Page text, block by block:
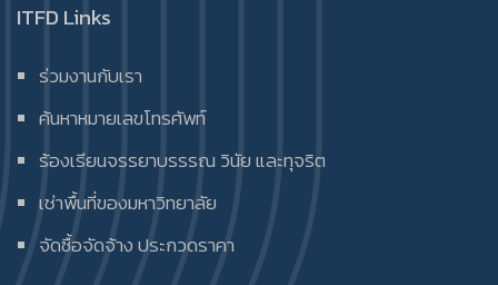
ITFD Links
ร่วมงานกับเรา
ค้นหาหมายเลขโทรศัพท์
ร้องเรียนจรรยาบรรรณ วินัย และทุจริต
เช่าพื้นที่ของมหาวิทยาลัย
จัดซื้อจัดจ้าง ประกวดราคา